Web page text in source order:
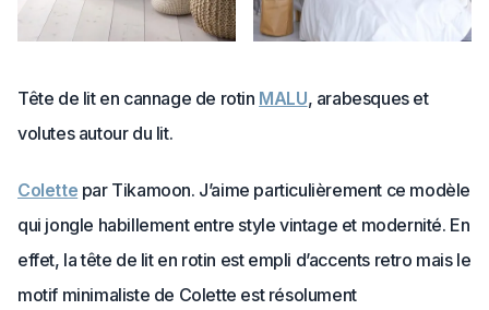
Tête de lit en cannage de rotin MALU, arabesques et
volutes autour du lit.
Colette par Tikamoon. J’aime particulièrement ce modèle
qui jongle habillement entre style vintage et modernité. En
effet, la tête de lit en rotin est empli d’accents retro mais le
motif minimaliste de Colette est résolument